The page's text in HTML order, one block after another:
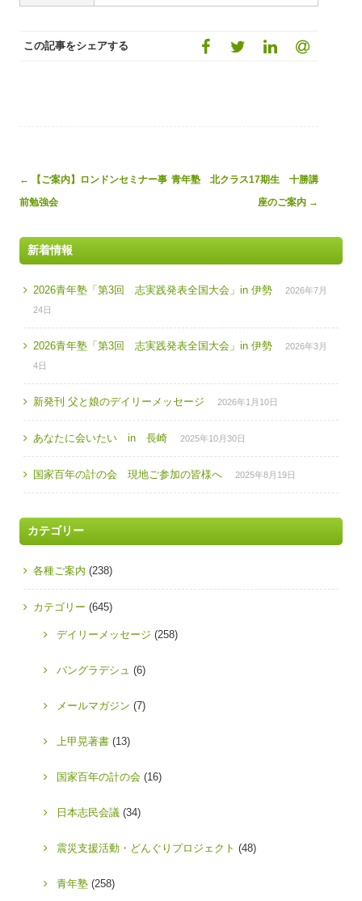
この記事をシェアする
Post
navigation
←
【ご案内】ロンドンセミナー事
前勉強会
青年塾 北クラス17期生 十勝講
座のご案内 →
新着情報
2026青年塾「第3回 志実践発表全国大会」in 伊勢
2026年7月
24日
2026青年塾「第3回 志実践発表全国大会」in 伊勢
2026年3月
4日
新発刊 父と娘のデイリーメッセージ 2026年1月10日
あなたに会いたい in 長崎 2025年10月30日
国家百年の計の会 現地ご参加の皆様へ 2025年8月19日
カテゴリー
各種ご案内 (238)
カテゴリー (645)
デイリーメッセージ (258)
バングラデシュ (6)
メールマガジン (7)
上甲晃著書 (13)
国家百年の計の会 (16)
日本志民会議 (34)
震災支援活動・どんぐりプロジェクト (48)
青年塾 (258)